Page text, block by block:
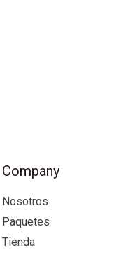
Company
Nosotros
Paquetes
Tienda